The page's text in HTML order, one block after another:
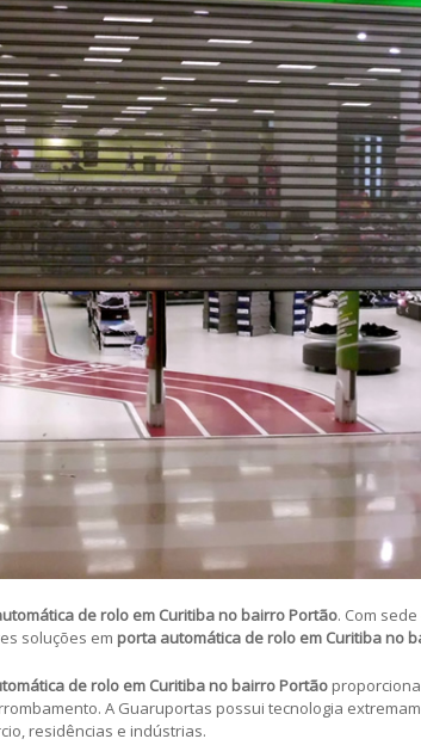
de rolo em Curitiba no bairro Portão. Com
soluções em porta automática de rolo em Curitiba no
de rolo em Curitiba no bairro Portão
A Guaruportas possui tecnologia
residências e indústrias.